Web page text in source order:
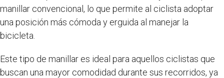
manillar convencional, lo que permite al ciclista adoptar
una posición más cómoda y erguida al manejar la
bicicleta.
Este tipo de manillar es ideal para aquellos ciclistas que
buscan una mayor comodidad durante sus recorridos, ya